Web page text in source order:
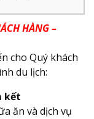
HÀNG –
cho Quý khách
du lịch:
kết
ăn và dịch vụ